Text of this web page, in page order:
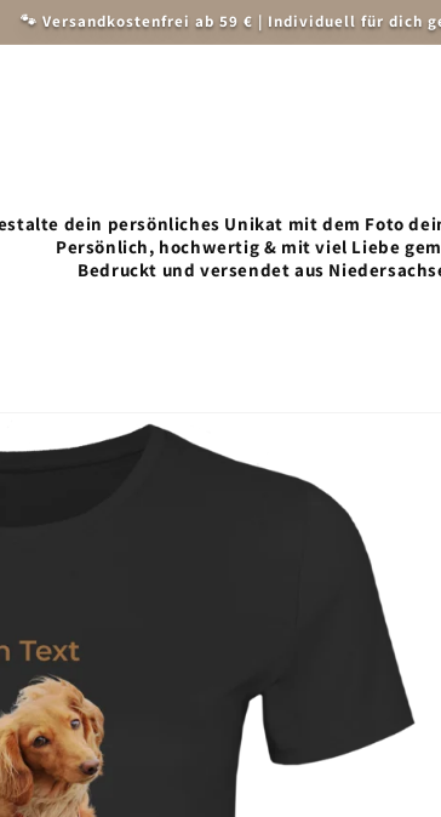
🐾 Versandkostenfrei ab 59 € | Individuell für dich
dein persönliches Unikat mit dem Foto
Persönlich, hochwertig & mit viel Liebe
Bedruckt und versendet aus